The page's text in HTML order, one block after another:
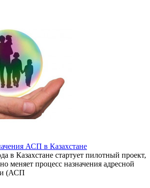
АСП в Казахстане
в Казахстане стартует пилотный проект,
меняет процесс назначения адресной
(АСП